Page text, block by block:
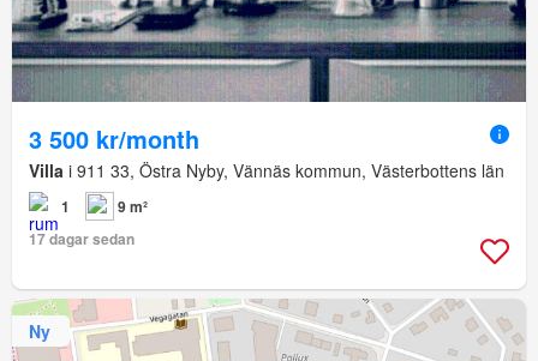
3 500 kr/month
Villa i 911 33, Östra Nyby, Vännäs kommun, Västerbottens län
1
9 m²
17 dagar sedan
Ny